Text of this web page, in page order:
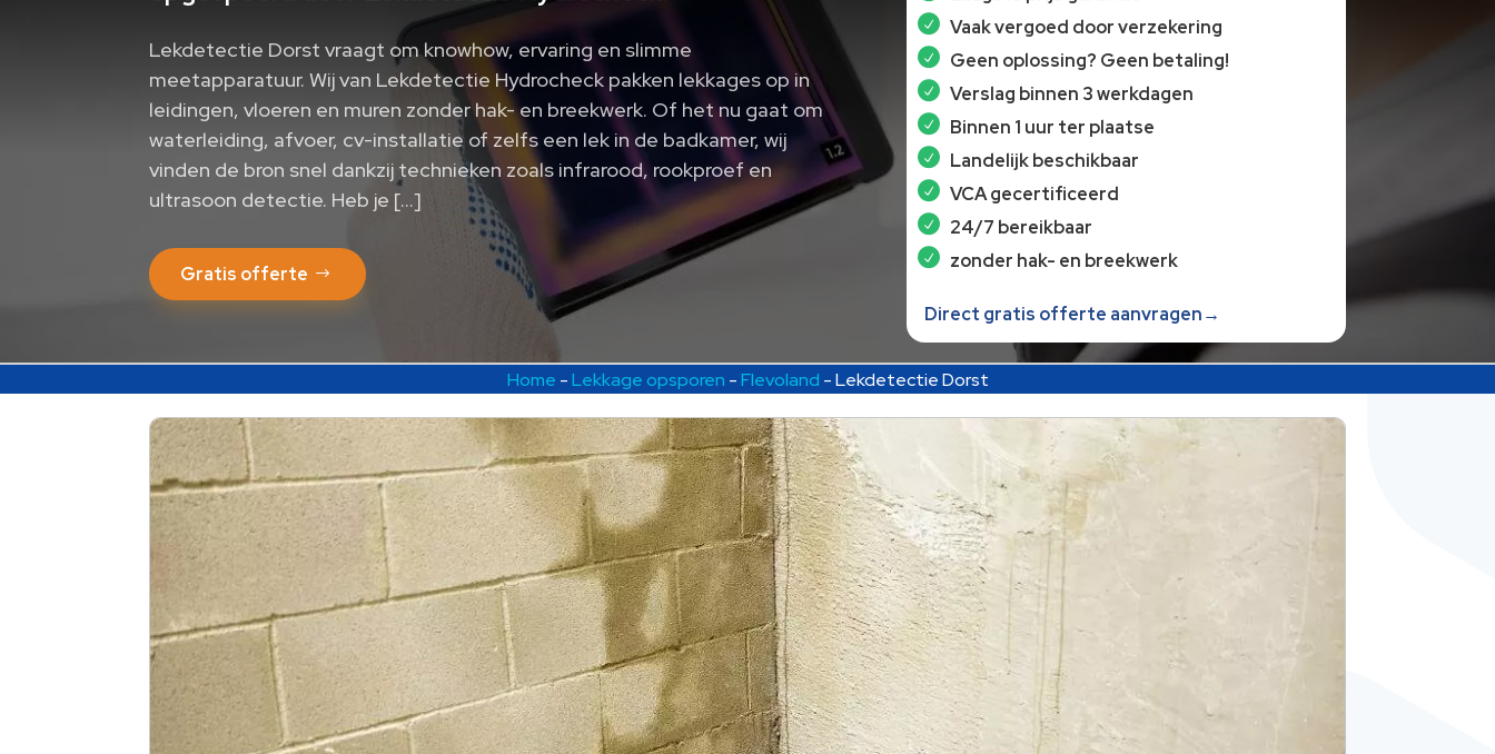
Lekdetectie Dorst vraagt om knowhow, ervaring en slimme
meetapparatuur. Wij van Lekdetectie Hydrocheck pakken lekkages op in
leidingen, vloeren en muren zonder hak- en breekwerk. Of het nu gaat om
waterleiding, afvoer, cv-installatie of zelfs een lek in de badkamer, wij
vinden de bron snel dankzij technieken zoals infrarood, rookproef en
ultrasoon detectie. Heb je […]
Gratis offerte
Vaak vergoed door verzekering
Geen oplossing? Geen betaling!
Verslag binnen 3 werkdagen
Binnen 1 uur ter plaatse
Landelijk beschikbaar
VCA gecertificeerd
24/7 bereikbaar
zonder hak- en breekwerk
Direct gratis offerte aanvragen→
Home -Lekkage opsporen -Flevoland -Lekdetectie Dorst